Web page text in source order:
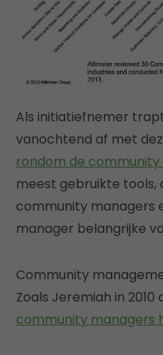
Als initiatiefnemer
vanochtend af met
rondom de
meest gebruikte tools,
community managers
manager belangrijke
Community
Zoals Jeremiah in
community managers